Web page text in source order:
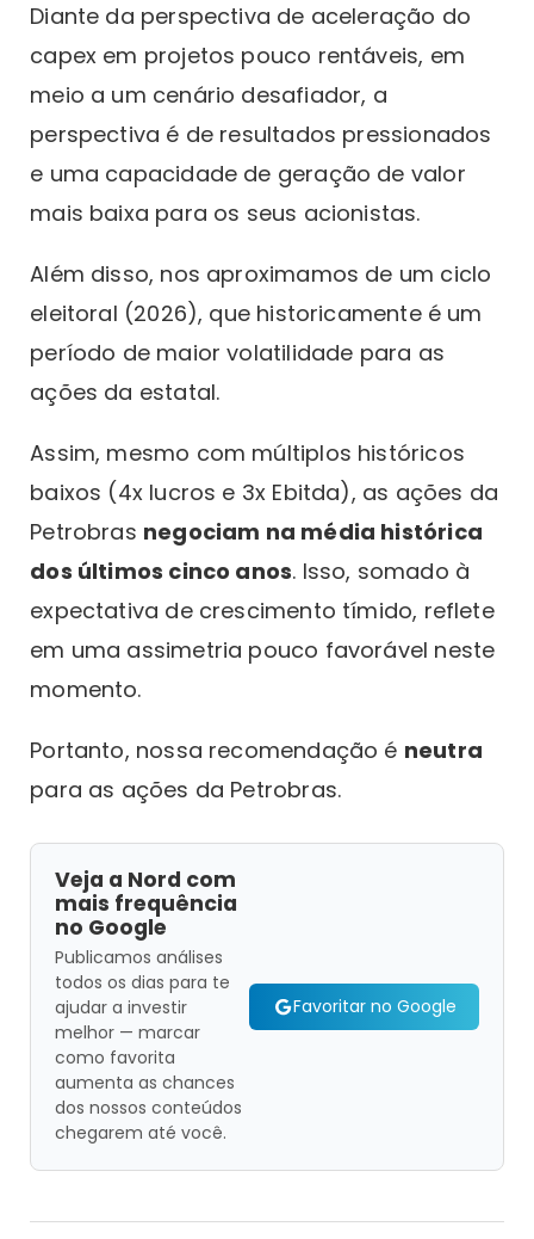
Diante da perspectiva de aceleração do
capex em projetos pouco rentáveis, em
meio a um cenário desafiador, a
perspectiva é de resultados pressionados
e uma capacidade de geração de valor
mais baixa para os seus acionistas.
Além disso, nos aproximamos de um ciclo
eleitoral (2026), que historicamente é um
período de maior volatilidade para as
ações da estatal.
Assim, mesmo com múltiplos históricos
baixos (4x lucros e 3x Ebitda), as ações da
Petrobras negociam na média histórica
dos últimos cinco anos. Isso, somado à
expectativa de crescimento tímido, reflete
em uma assimetria pouco favorável neste
momento.
Portanto, nossa recomendação é neutra
para as ações da Petrobras.
Veja a Nord com
mais frequência
no Google
Publicamos análises
todos os dias para te
ajudar a investir
melhor — marcar
como favorita
aumenta as chances
dos nossos conteúdos
chegarem até você.
Favoritar no Google